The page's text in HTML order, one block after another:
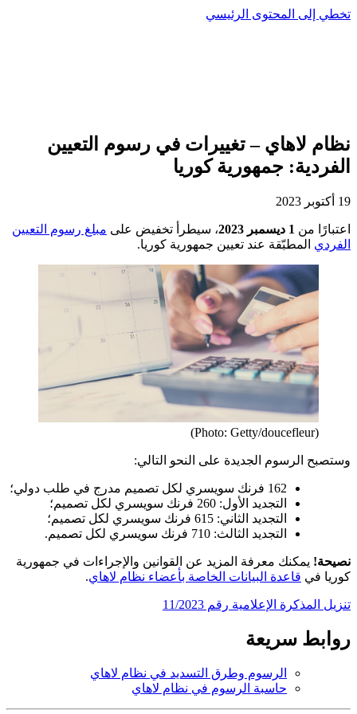
تخطي إلى المحتوى الرئيسي
نظام لاهاي – تغييرات في رسوم التعيين
الفردية: جمهورية كوريا
19 أكتوبر 2023
اعتبارًا من 1 ديسمبر 2023 ، سيطرأ تخفيض على مبلغ رسوم التعيين
الفردي المطبّقة عند تعيين جمهورية كوريا.
(Photo: Getty/doucefleur)
وستصبح الرسوم الجديدة على النحو التالي:
162 فرنك سويسري لكل تصميم مدرج في طلب دولي؛
التجديد الأول: 260 فرنك سويسري لكل تصميم؛
التجديد الثاني: 615 فرنك سويسري لكل تصميم؛
التجديد الثالث: 710 فرنك سويسري لكل تصميم.
نصيحة! يمكنك معرفة المزيد عن القوانين والإجراءات في جمهورية
كوريا في قاعدة البيانات الخاصة بأعضاء نظام لاهاي.
تنزيل المذكرة الإعلامية رقم 11/2023
روابط سريعة
الرسوم وطرق التسديد في نظام لاهاي
حاسبة الرسوم في نظام لاهاي